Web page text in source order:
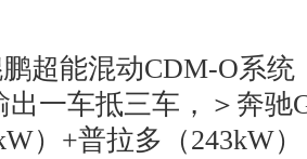
超能混动CDM-O系统
出一车抵三车，＞奔驰
）+普拉多（243kW